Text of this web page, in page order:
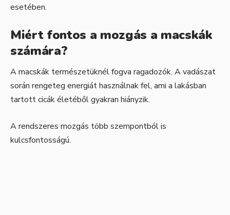
esetében.
Miért fontos a mozgás a macskák
számára?
A macskák természetüknél fogva ragadozók. A vadászat
során rengeteg energiát használnak fel, ami a lakásban
tartott cicák életéből gyakran hiányzik.
A rendszeres mozgás több szempontból is
kulcsfontosságú.